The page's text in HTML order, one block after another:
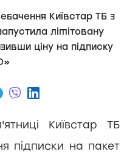
Київстар ТБ з
лімітовану
ціну на підписку
Київстар ТБ
підписки на пакет